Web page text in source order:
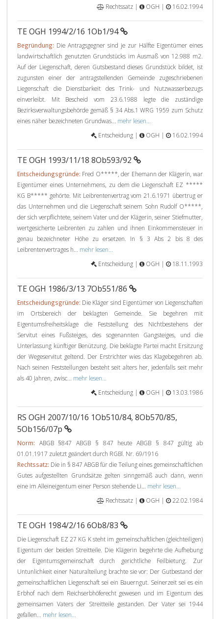
Rechtssatz | OGH | 16.02.1994
TE OGH 1994/2/16 1Ob1/94
Begründung: Die Antragsgegner sind je zur Hälfte Eigentümer eines
landwirtschaftlich genutzten Grundstücks im Ausmaß von 12.988 m2.
Auf der Liegenschaft, deren Gutsbestand dieses Grundstück bildet, ist
zugunsten einer der antragstellenden Gemeinde zugeschriebenen
Liegenschaft die Dienstbarkeit des Trink- und Nutzwasserbezugs
einverleibt. Mit Bescheid vom 23.6.1988 legte die zuständige
Bezirksverwaltungsbehörde gemäß § 34 Abs.1 WRG 1959 zum Schutz
eines näher bezeichneten Grundwas... mehr lesen...
Entscheidung |
OGH | 16.02.1994
TE OGH 1993/11/18 8Ob593/92
Entscheidungsgründe: Fred O*****, der Ehemann der Klägerin, war
Eigentümer eines Unternehmens, zu dem die Liegenschaft EZ *****
KG B***** gehörte. Mit Leibrentenvertrag vom 21.6.1971 übertrug er
das Unternehmen und die Liegenschaft seinem Sohn Rudolf O*****,
der sich verpflichtete, seinem Vater und der Klägerin, seiner Stiefmutter,
wertgesicherte Leibrenten zu zahlen und ihnen Einkommensteuer in
genau bezeichneter Höhe zu ersetzen. In § 3 Abs 2 bis 8 des
Leibrentenvertrages h... mehr lesen...
Entscheidung |
OGH | 18.11.1993
TE OGH 1986/3/13 7Ob551/86
Entscheidungsgründe: Die Kläger sind Eigentümer von Liegenschaften
im Ortsbereich der beklagten Gemeinde. Sie begehren mit
Eigentumsfreiheitsklage die Feststellung des Nichtbestehens der
Servitut eines Fußsteiges, des sogenannten Gangsteiges, und die
Unterlassung künftiger Benützung. Die beklagte Partei macht Ersitzung
der Wegeservitut geltend. Der Erstrichter wies das Klagebegehren ab.
Nach seinen Feststellungen besteht seit alters her, jedenfalls seit mehr
als 40 Jahren, zwisc... mehr lesen...
Entscheidung |
OGH | 13.03.1986
RS OGH 2007/10/16 1Ob510/84, 8Ob570/85,
5Ob156/07p
Norm: ABGB §847 ABGB § 847 heute ABGB § 847 gültig ab
01.01.1917 zuletzt geändert durch RGBl. Nr. 69/1916
Rechtssatz: Die in § 847 ABGB für die Teilung eines gemeinschaftlichen
Gutes aufgestellten Grundsätze gelten sinngemäß auch dann, wenn
eine im Alleineigentum einer Person stehende Li... mehr lesen...
Rechtssatz |
OGH | 22.02.1984
TE OGH 1984/2/16 6Ob8/83
Die Liegenschaft EZ 27 KG K steht im gemeinschaftlichen (gleichteiligen)
Eigentum der beiden Streitteile. Die Klägerin begehrte die Aufhebung
der Eigentumsgemeinschaft durch gerichtliche Feilbietung. Zur
Untunlichkeit einer Naturalteilung brachte sie vor: Der Gutbestand der
gemeinschaftlichen Liegenschaft sei ein Bauerngut. Seinerzeit sei es ein
Erbhof nach dem Reichserbhöferecht gewesen und im Eigentum des
gemeinsamen Vaters der Streitteile gestanden. Der Vater sei 1944
gefallen... mehr lesen...